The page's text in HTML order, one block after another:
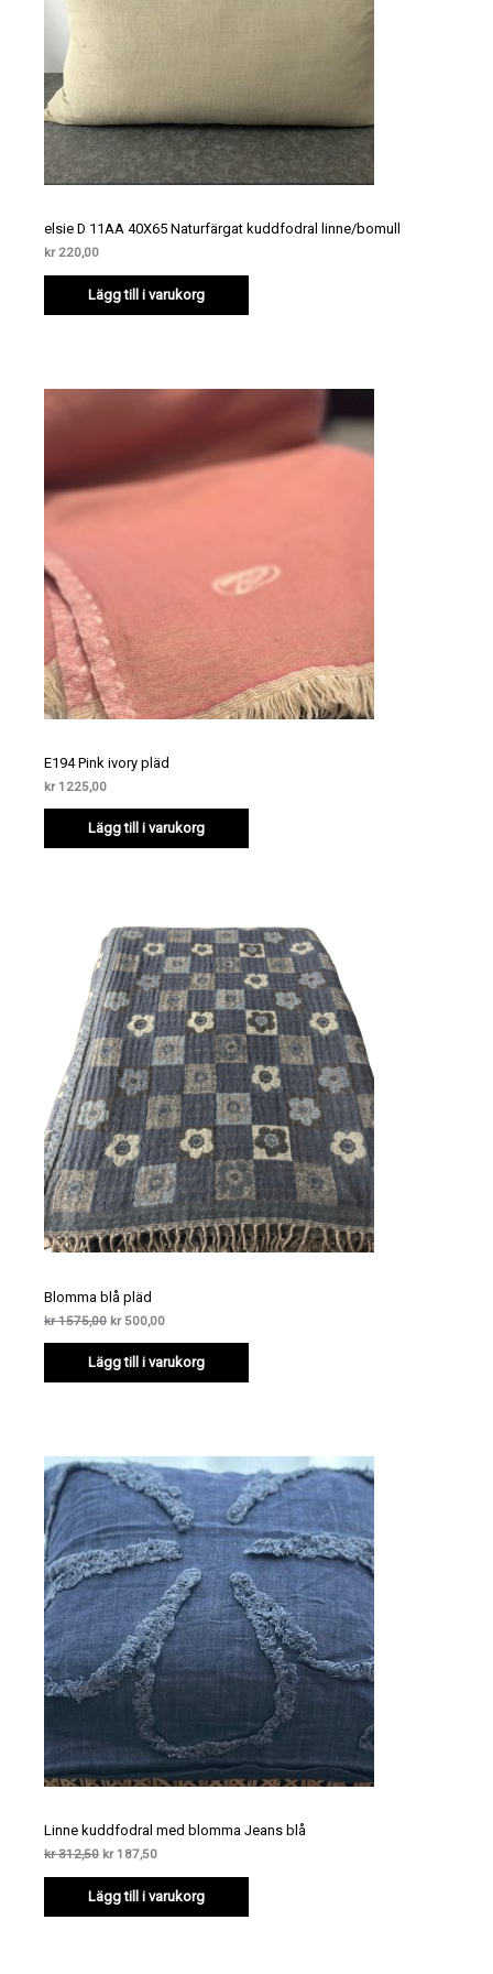
elsie D 11AA 40X65 Naturfärgat kuddfodral linne/bomull
kr220,00
Lägg till i varukorg
E194 Pink ivory pläd
kr1225,00
Lägg till i varukorg
Blomma blå pläd
kr1575,00 Det
priset
var:
kr 1575,00.
kr500,00Det
priset
är:
kr 500,00.
Lägg till i varukorg
Linne kuddfodral med blomma Jeans blå
kr312,50 Det
var:
kr 312,50.
kr187,50Det
priset
är:
kr 187,50.
Lägg till i varukorg